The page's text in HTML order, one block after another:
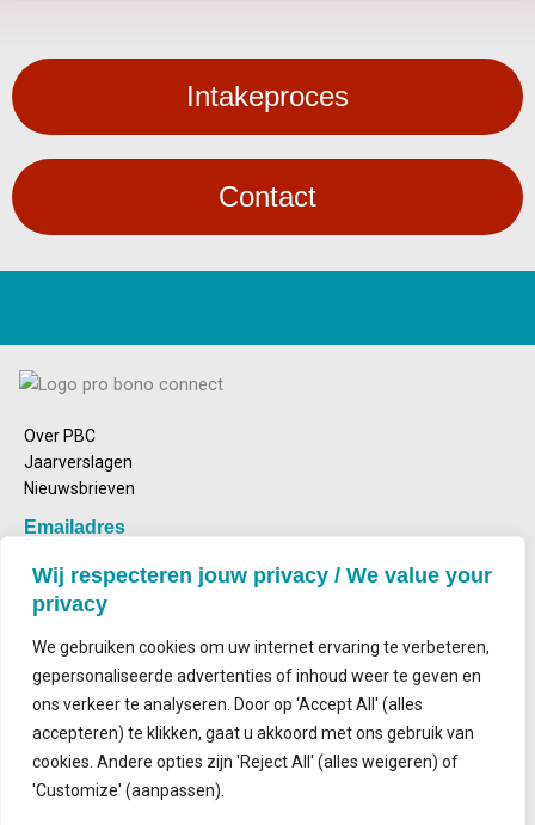
Wij respecteren jouw privacy / We value your
privacy
We gebruiken cookies om uw internet ervaring te verbeteren,
gepersonaliseerde advertenties of inhoud weer te geven en
ons verkeer te analyseren. Door op ‘Accept All' (alles
accepteren) te klikken, gaat u akkoord met ons gebruik van
cookies. Andere opties zijn 'Reject All' (alles weigeren) of
'Customize' (aanpassen).
Intakeproces
Contact
Over PBC
Jaarverslagen
Nieuwsbrieven
Emailadres
Bezoekadres
Nieuwe Achtergracht 164
1018 WV Amsterdam
Postadres
Postbus 2143
1000 CS Amsterdam
Contact